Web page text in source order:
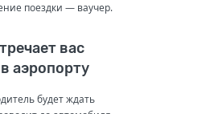
поездки — ваучер.
вас
аэропорту
будет ждать